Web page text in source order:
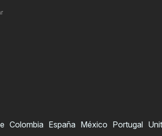
Colombia España México Portugal